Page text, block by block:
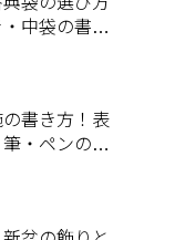
中袋の書き
も
の書き方！表
・ペンのマ
集